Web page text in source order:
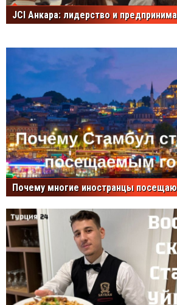
JCI Анкара: лидерство и
Почему многие иностранцы